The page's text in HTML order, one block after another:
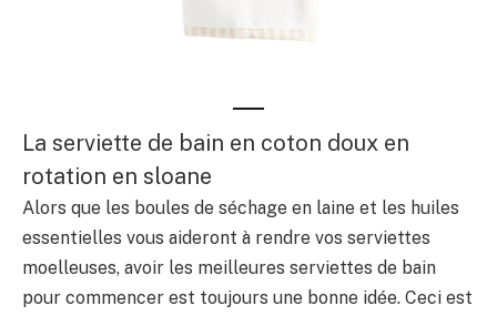
La serviette de bain en coton doux en
rotation en sloane
Alors que les boules de séchage en laine et les huiles
essentielles vous aideront à rendre vos serviettes
moelleuses, avoir les meilleures serviettes de bain
pour commencer est toujours une bonne idée. Ceci est